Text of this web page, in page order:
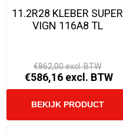
11.2R28 KLEBER SUPER
VIGN 116A8 TL
€862,00 excl. BTW
€586,16 excl. BTW